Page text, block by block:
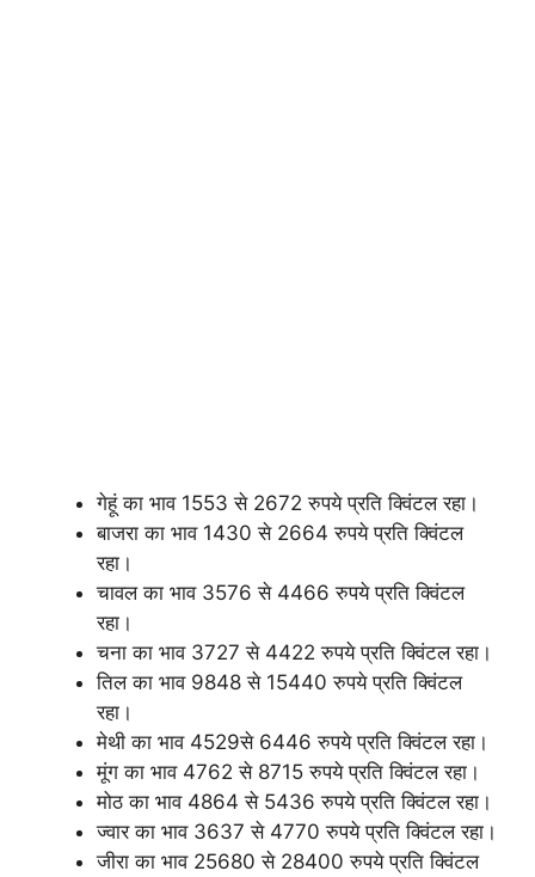
गेहूं का भाव 1553 से 2672 रुपये प्रति क्विंटल रहा।
बाजरा का भाव 1430 से 2664 रुपये प्रति क्विंटल
रहा।
चावल का भाव 3576 से 4466 रुपये प्रति क्विंटल
रहा।
चना का भाव 3727 से 4422 रुपये प्रति क्विंटल रहा।
तिल का भाव 9848 से 15440 रुपये प्रति क्विंटल
रहा।
मेथी का भाव 4529से 6446 रुपये प्रति क्विंटल रहा।
मूंग का भाव 4762 से 8715 रुपये प्रति क्विंटल रहा।
मोठ का भाव 4864 से 5436 रुपये प्रति क्विंटल रहा।
ज्वार का भाव 3637 से 4770 रुपये प्रति क्विंटल रहा।
जीरा का भाव 25680 से 28400 रुपये प्रति क्विंटल